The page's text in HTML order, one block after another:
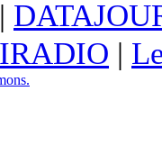
|
|